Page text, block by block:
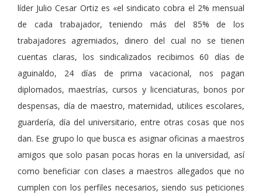
líder Julio Cesar Ortiz es «el sindicato cobra el 2% mensual
de cada trabajador, teniendo más del 85% de los
trabajadores agremiados, dinero del cual no se tienen
cuentas claras, los sindicalizados recibimos 60 días de
aguinaldo, 24 días de prima vacacional, nos pagan
diplomados, maestrías, cursos y licenciaturas, bonos por
despensas, día de maestro, maternidad, utilices escolares,
guardería, día del universitario, entre otras cosas que nos
dan. Ese grupo lo que busca es asignar oficinas a maestros
amigos que solo pasan pocas horas en la universidad, así
como beneficiar con clases a maestros allegados que no
cumplen con los perfiles necesarios, siendo sus peticiones